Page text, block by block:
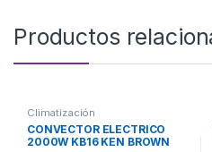
Productos
Climatización
CONVECTOR ELECTRICO
2000W KB16 KEN BROWN